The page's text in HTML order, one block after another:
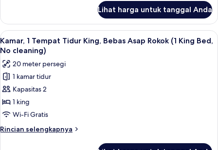
Cleaning
Service)
Kamar
Twin
Ekonomi,
Bebas
Rokok
(without
Cleaning
Service)
Lihat harga untuk tanggal Anda
Lihat
semua
foto
untuk
Kamar,
1
Tempat
Tidur
King,
Bebas
Brankas, meja kerja, kedap suara,
6
Kamar, 1 Tempat Tidur King, Bebas Asap Rokok (1 King Bed,
No cleaning)
20 meter persegi
1 kamar tidur
Kapasitas 2
1 king
Wi-Fi Gratis
Rincian selengkapnya
Rincian